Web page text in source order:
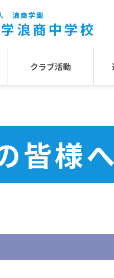
クラブ活動
皆様へ